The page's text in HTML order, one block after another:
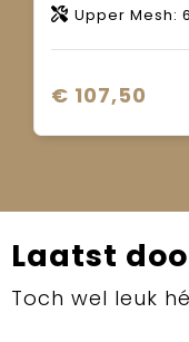
Upper Mesh: 60% polyester, 40% polyamide. Insole: EVA with single
€ 107,50
Laatst
Toch wel leuk